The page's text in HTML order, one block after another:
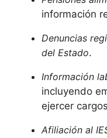
información
Denuncias
del Estado.
Información
incluyendo
ejercer
Afiliación al